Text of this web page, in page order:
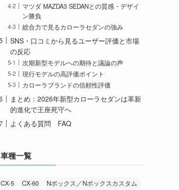
マツダ MAZDA3 SEDANとの質感・デザイ
ン勝負
総合力で見るカローラセダンの強み
SNS・口コミから見るユーザー評価と市場
の反応
次期新型モデルへの期待と議論の声
現行モデルの高評価ポイント
カローラブランドの信頼性評価
まとめ：2026年新型カローラセダンは革新
的進化で王座死守へ
よくある質問 FAQ
車種一覧
CX-5 CX-60
Nボックス／Nボックスカスタム